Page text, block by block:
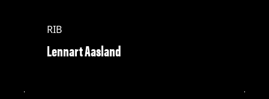
RIB
Lennart Aasland